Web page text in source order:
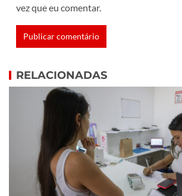
vez que eu comentar.
RELACIONADAS